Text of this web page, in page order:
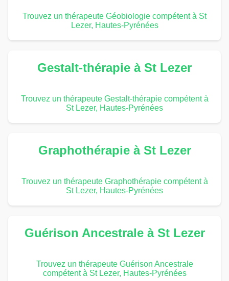
Trouvez un thérapeute Géobiologie compétent à St
Lezer, Hautes-Pyrénées
Gestalt-thérapie à St Lezer
Trouvez un thérapeute Gestalt-thérapie compétent à
St Lezer, Hautes-Pyrénées
Graphothérapie à St Lezer
Trouvez un thérapeute Graphothérapie compétent à
St Lezer, Hautes-Pyrénées
Guérison Ancestrale à St Lezer
Trouvez un thérapeute Guérison Ancestrale
compétent à St Lezer, Hautes-Pyrénées